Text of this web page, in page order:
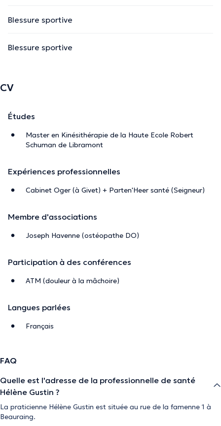
Blessure sportive
Blessure sportive
CV
Études
Master en Kinésithérapie de la Haute Ecole Robert
Schuman de Libramont
Expériences professionnelles
Cabinet Oger (à Givet) + Parten'Heer santé (Seigneur)
Membre d'associations
Joseph Havenne (ostéopathe DO)
Participation à des conférences
ATM (douleur à la mâchoire)
Langues parlées
Français
FAQ
Quelle est l'adresse de la professionnelle de santé
Hélène Gustin ?
La praticienne Hélène Gustin est située au rue de la famenne 1 à
Beauraing.